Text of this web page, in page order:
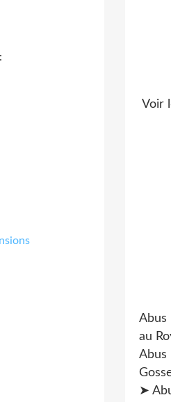
Abus
au
Abus
➤
Voir